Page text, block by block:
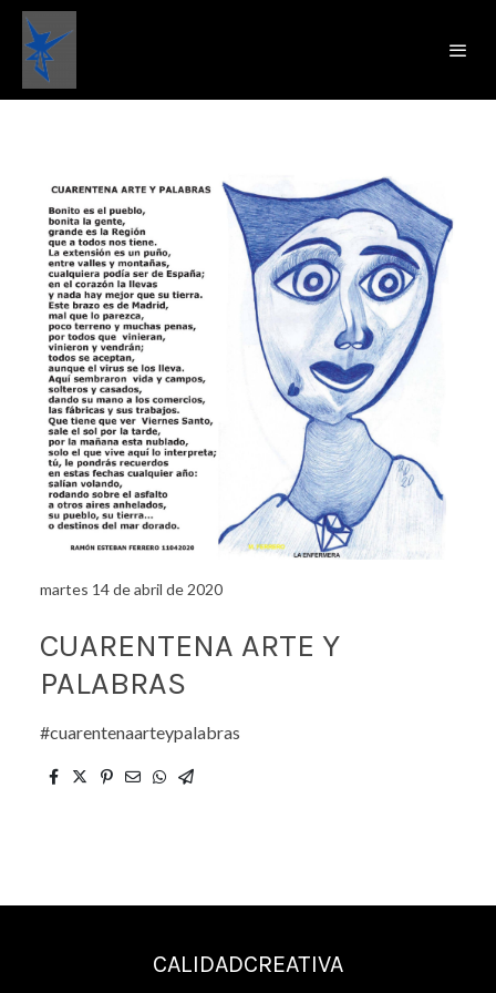
martes 14 de abril de 2020
CUARENTENA ARTE Y
PALABRAS
#cuarentenaarteypalabras
CALIDADCREATIVA